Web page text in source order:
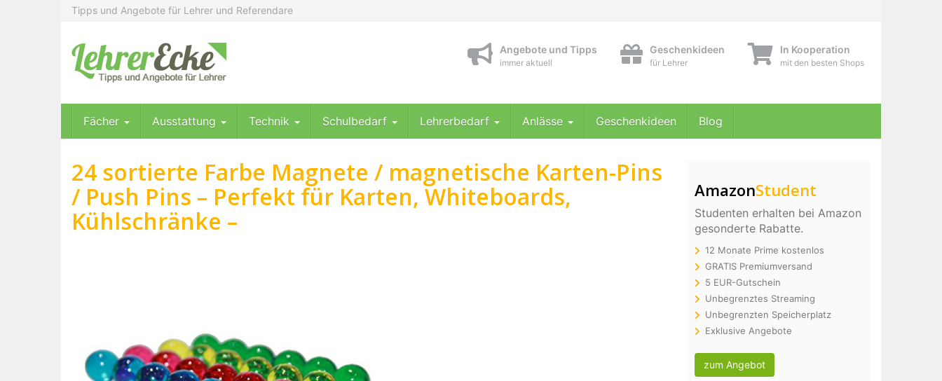
Tipps und Angebote für Lehrer und Referendare
Angebote und Tipps
immer aktuell
Geschenkideen
für Lehrer
In Kooperation
mit den besten Shops
Fächer Ausstattung Technik Schulbedarf Lehrerbedarf Anlässe Geschenkideen Blog
24 sortierte Farbe Magnete / magnetische Karten-Pins
/ Push Pins – Perfekt für Karten, Whiteboards,
Kühlschränke –
AmazonStudent
Studenten erhalten bei Amazon
gesonderte Rabatte.
12 Monate Prime kostenlos
GRATIS Premiumversand
5 EUR-Gutschein
Unbegrenztes Streaming
Unbegrenzten Speicherplatz
Exklusive Angebote
zum Angebot